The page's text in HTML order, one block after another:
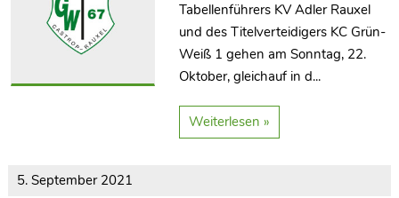
Tabellenführers KV Adler Rauxel
und des Titelverteidigers KC Grün-
Weiß 1 gehen am Sonntag, 22.
Oktober, gleichauf in d...
Weiterlesen »
5. September 2021